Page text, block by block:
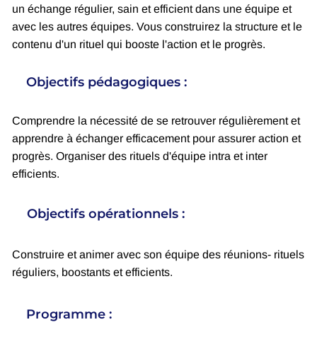
un échange régulier, sain et efficient dans une équipe et
avec les autres équipes. Vous construirez la structure et le
contenu d'un rituel qui booste l'action et le progrès.
Objectifs pédagogiques :
Comprendre la nécessité de se retrouver régulièrement et
apprendre à échanger efficacement pour assurer action et
progrès. Organiser des rituels d'équipe intra et inter
efficients.
Objectifs opérationnels :
Construire et animer avec son équipe des réunions- rituels
réguliers, boostants et efficients.
Programme :